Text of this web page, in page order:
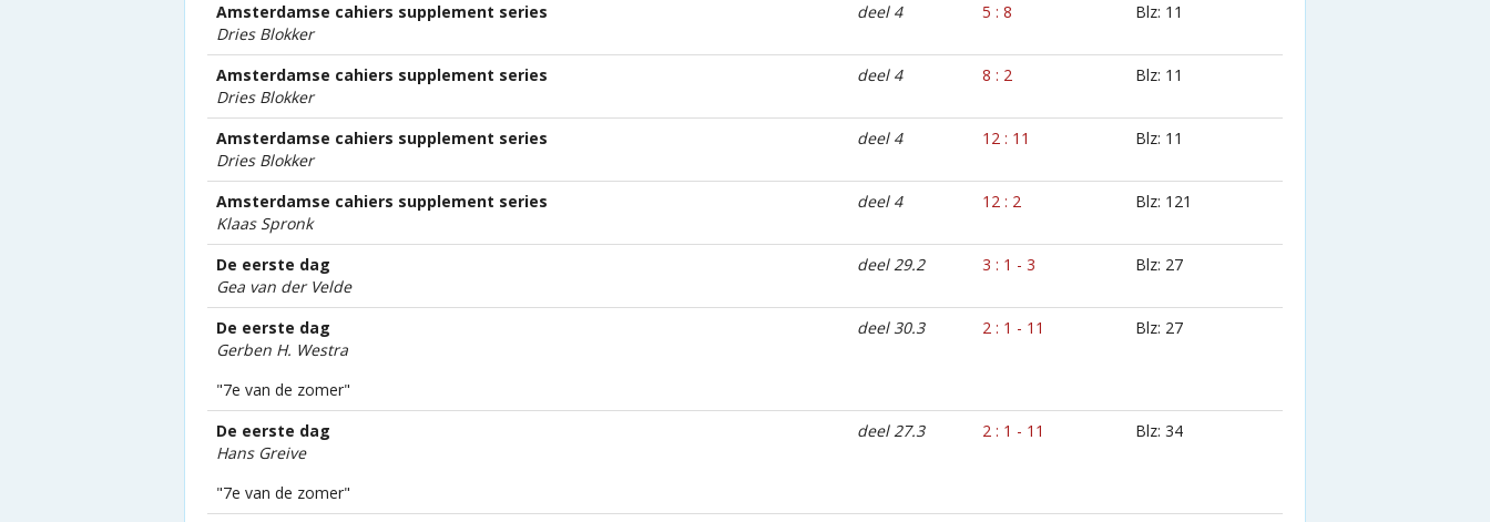
Amsterdamse cahiers supplement series
Dries Blokker
deel 4 5 : 8 Blz: 11
Amsterdamse cahiers supplement series
Dries Blokker
deel 4 8 : 2 Blz: 11
Amsterdamse cahiers supplement series
Dries Blokker
deel 4 12 : 11 Blz: 11
Amsterdamse cahiers supplement series
Klaas Spronk
deel 4 12 : 2 Blz: 121
De eerste dag
Gea van der Velde
deel 29.2 3 : 1 - 3 Blz: 27
De eerste dag
Gerben H. Westra
deel 30.3 2 : 1 - 11 Blz: 27
"7e van de zomer"
De eerste dag
Hans Greive
deel 27.3 2 : 1 - 11 Blz: 34
"7e van de zomer"